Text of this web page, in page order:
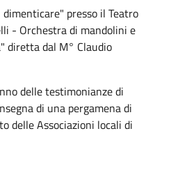
presso il Teatro
- Orchestra di mandolini e
diretta dal M° Claudio
delle testimonianze di
di una pergamena di
delle Associazioni locali di